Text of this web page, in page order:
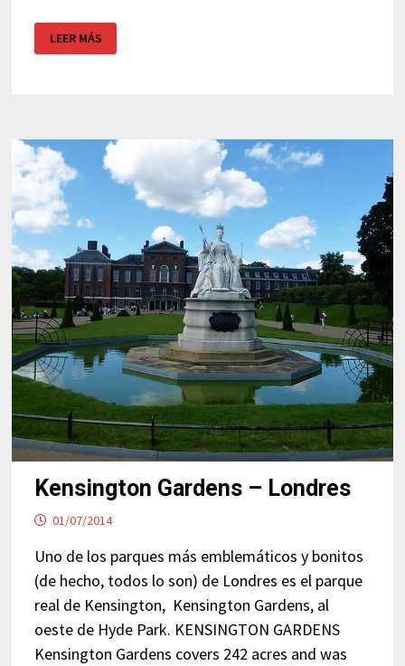
CONCEPT
APARTMENTS
NOTTING
LEER MÁS
Kensington Gardens – Londres
01/07/2014
Uno de los parques más emblemáticos y bonitos
(de hecho, todos lo son) de Londres es el parque
real de Kensington, Kensington Gardens, al
oeste de Hyde Park. KENSINGTON GARDENS
Kensington Gardens covers 242 acres and was